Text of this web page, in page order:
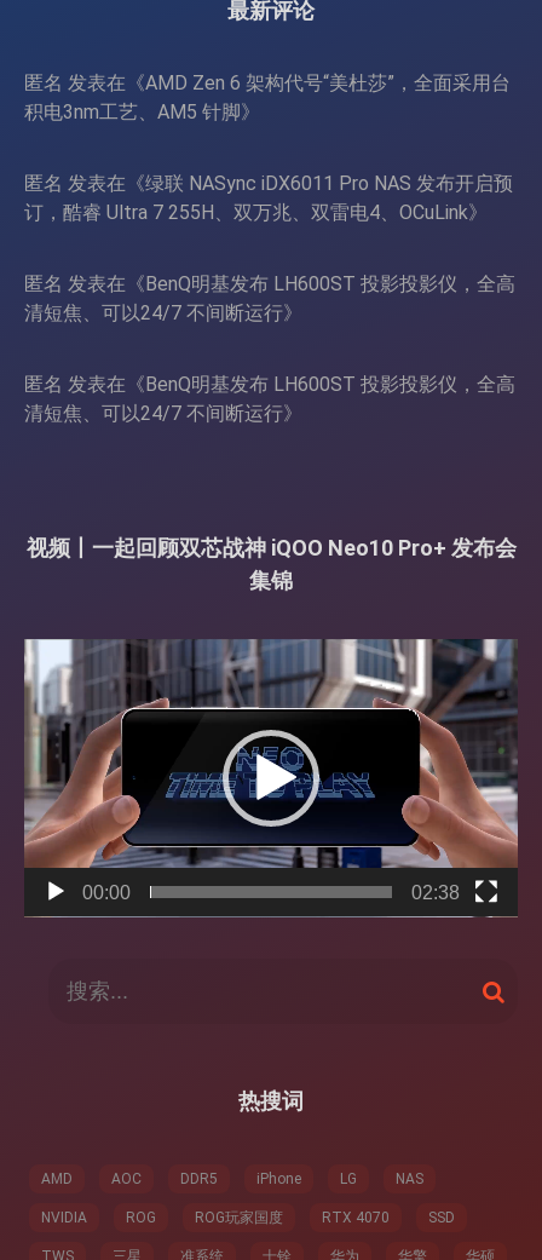
最新评论
匿名 发表在《AMD Zen 6 架构代号“美杜莎”，全面采用台
积电3nm工艺、AM5 针脚》
匿名 发表在《绿联 NASync iDX6011 Pro NAS 发布开启预
订，酷睿 Ultra 7 255H、双万兆、双雷电4、OCuLink》
匿名 发表在《BenQ明基发布 LH600ST 投影投影仪，全高
清短焦、可以24/7 不间断运行》
匿名 发表在《BenQ明基发布 LH600ST 投影投影仪，全高
清短焦、可以24/7 不间断运行》
视频丨一起回顾双芯战神 iQOO Neo10 Pro+ 发布会
集锦
视
频
播
放
器
00:00 02:38
搜
索
热搜词
AMD AOC DDR5 iPhone LG NAS
NVIDIA ROG ROG玩家国度 RTX 4070 SSD